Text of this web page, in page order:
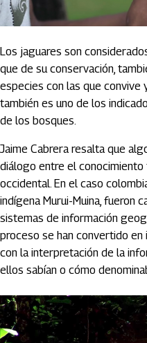
Los jaguares son
que de su conservación,
especies con las que convive
también es uno de los
de los bosques.
Jaime Cabrera resalta que
diálogo entre el conocimiento
occidental. En el caso
indígena Murui-Muina, fueron
sistemas de información
proceso se han convertido
con la interpretación de la
ellos sabían o cómo